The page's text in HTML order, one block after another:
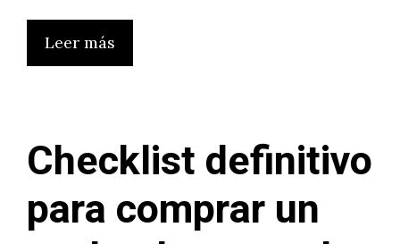
Leer más
Checklist definitivo
para comprar un